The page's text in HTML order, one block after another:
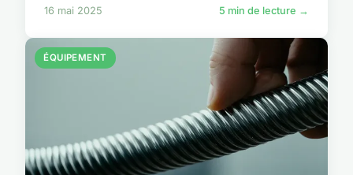
16 mai 2025 5 min de lecture →
ÉQUIPEMENT